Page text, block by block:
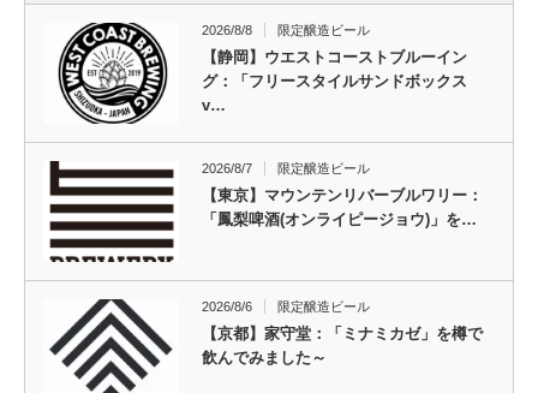
2026/8/8 限定醸造ビール
【静岡】ウエストコーストブルーイン
グ：「フリースタイルサンドボックス
v…
2026/8/7 限定醸造ビール
【東京】マウンテンリバーブルワリー：
「鳳梨啤酒(オンライピージョウ)」を…
2026/8/6 限定醸造ビール
【京都】家守堂：「ミナミカゼ」を樽で
飲んでみました～